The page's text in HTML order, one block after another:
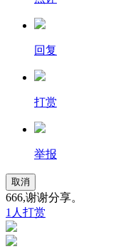
回复
打赏
举报
取消
666,谢谢分享。
1人打赏